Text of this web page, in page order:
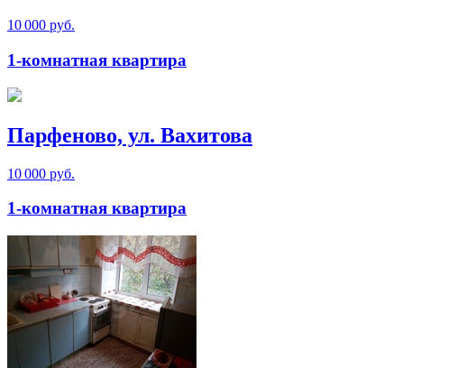
10 000 руб.
1-комнатная квартира
Парфеново, ул. Вахитова
10 000 руб.
1-комнатная квартира